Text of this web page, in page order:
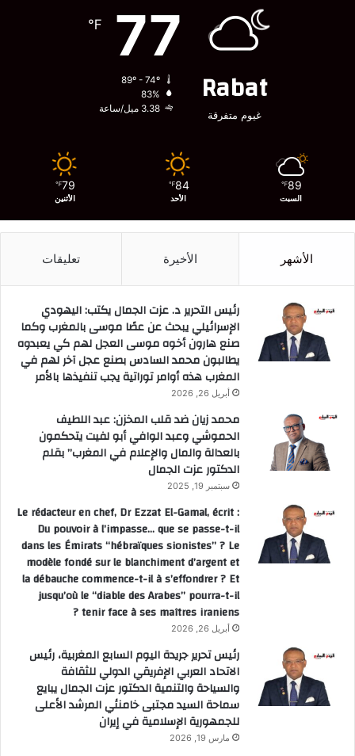
Rabat
غيوم متفرقة
77
℉
83%
3.38 ميل/ساعة
89
℉
السبت
84
℉
الأحد
79
℉
الأثنين
الأشهر الأخيرة تعليقات
رئيس التحرير د. عزت الجمال يكتب: اليهودي
الإسرائيلي يبحث عن عصًا موسى بالمغرب وكما
صنع هارون أخوه موسى العجل لهم كي يعبدوه
يطالبون محمد السادس بصنع عجل آخر لهم في
المغرب هذه أوامر توراتية يجب تنفيذها بالأمر
أبريل 26, 2026
محمد زيان ضد قلب المخزن: عبد اللطيف
الحموشي وعبد الوافي أبو لفيت يتحكمون
بالعدالة والمال والإعلام في المغرب” بقلم
الدكتور عزت الجمال
سبتمبر 19, 2025
Le rédacteur en chef, Dr Ezzat El-Gamal, écrit :
Du pouvoir à l’impasse… que se passe-t-il
dans les Émirats “hébraïques sionistes” ? Le
modèle fondé sur le blanchiment d’argent et
la débauche commence-t-il à s’effondrer ? Et
jusqu’où le “diable des Arabes” pourra-t-il
tenir face à ses maîtres iraniens ?
أبريل 26, 2026
رئيس تحرير جريدة اليوم السابع المغربية، رئيس
الاتحاد العربي الإفريقي الدولي للثقافة
والسياحة والتنمية الدكتور عزت الجمال يبايع
سماحة السيد مجتبى خامنئي المرشد الأعلى
للجمهورية الإسلامية في إيران
مارس 19, 2026